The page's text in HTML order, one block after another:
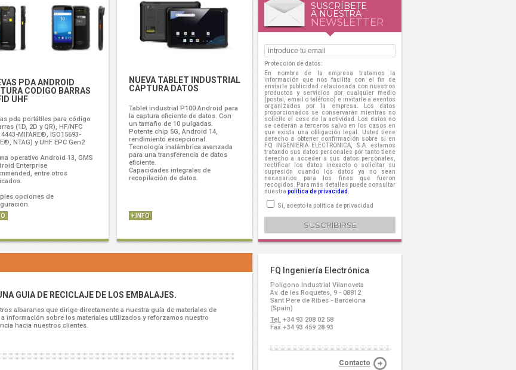
PDA ANDROID
CODIGO BARRAS
UHF
pda portátiles para código
(1D, 2D y QR), HF/NFC
MIFARE®, ISO15693-
NTAG) y UHF EPC Gen2
operativo Android 13, GMS
Enterprise
entre otros
opciones de
NUEVA TABLET INDUSTRIAL
CAPTURA DATOS
Tablet industrial P100 Android para
la captura eficiente de datos. Con
un tamaño de 10 pulgadas.
Potente chip 5G, Android 14,
rendimiento excepcional.
Tecnología inalámbrica avanzada
para una transferencia de datos
eficiente.
Capacidades integrales de
recopilación de datos.
+ INFO
GUIA DE RECICLAJE DE LOS EMBALAJES.
albaranes que dirige directamente a nuestra guía de materiales de
información sobre los materiales utilizados y reforzamos nuestro
hacia nuestros clientes.
SUSCRÍBETE
A NUESTRA
NEWSLETTER
Protección de datos:
En nombre de la empresa tratamos la
información que nos facilita con el fin de
enviarle publicidad relacionada con nuestros
productos y servicios por cualquier medio
(postal, email o teléfono) e invitarle a eventos
organizados por la empresa. Los datos
proporcionados se conservarán mientras no
solicite el cese de la actividad. Los datos no
se cederán a terceros salvo en los casos en
que exista una obligación legal. Usted tiene
derecho a obtener confirmación sobre si en
FQ INGENIERIA ELECTRONICA, S.A. estamos
tratando sus datos personales por tanto tiene
derecho a acceder a sus datos personales,
rectificar los datos inexacto o solicitar su
supresión cuando los datos ya no sean
necesarios para los fines que fueron
recogidos. Para más detalles puede consultar
nuestra política de privacidad.
Sí, acepto la política de privacidad
FQ Ingeniería Electrónica
Polígono Industrial Vilanoveta
Av. de les Roquetes, 9 - 08812
Sant Pere de Ribes - Barcelona
(Spain)
Tel. +34 93 208 02 58
Fax +34 93 459 28 93
Contacto